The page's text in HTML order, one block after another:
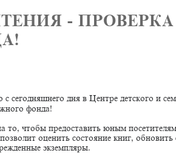
-
сегодняшнего дня в Центре детского и
фонда!
то, чтобы предоставить юным
оценить состояние книг,
экземпляры.